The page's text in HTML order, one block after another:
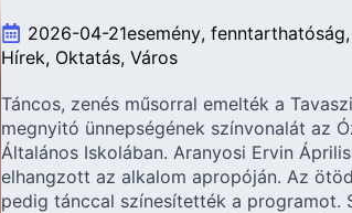
2026-04-21esemény fenntarthatóság
Hírek Oktatás Város
Táncos, zenés műsorral emelték a
megnyitó ünnepségének színvonalát az
Általános Iskolában. Aranyosi Ervin
elhangzott az alkalom apropóján. Az
pedig tánccal színesítették a programot.